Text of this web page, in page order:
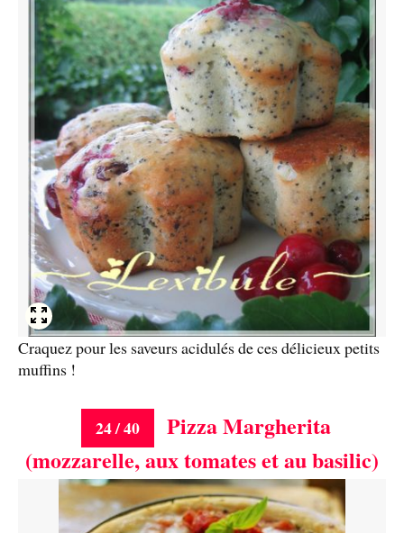
Craquez pour les saveurs acidulés de ces délicieux petits
muffins !
24 / 40
Pizza Margherita
(mozzarelle, aux tomates et au basilic)